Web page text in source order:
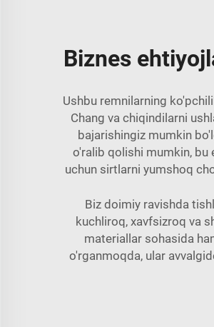
Biznes
Ushbu remnilarning
Chang va chiqindilarni
bajarishingiz mumkin
o'ralib qolishi mumkin, bu
uchun sirtlarni yumshoq
Biz doimiy ravishda
kuchliroq, xavfsizroq va
materiallar sohasida
o'rganmoqda, ular